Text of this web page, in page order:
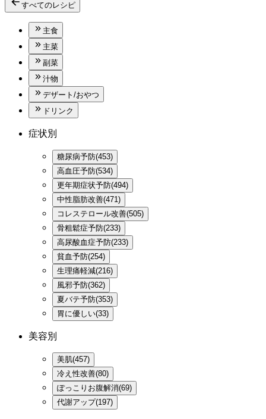
すべてのレシピ
主食
主菜
副菜
汁物
デザート/おやつ
ドリンク
症状別
糖尿病予防(453)
高血圧予防(534)
更年期症状予防(494)
中性脂肪改善(471)
コレステロール改善(505)
骨粗鬆症予防(233)
高尿酸血症予防(233)
貧血予防(254)
生理痛軽減(216)
風邪予防(362)
夏バテ予防(353)
胃に優しい(33)
美容別
美肌(457)
冷え性改善(80)
ぽっこりお腹解消(69)
代謝アップ(197)